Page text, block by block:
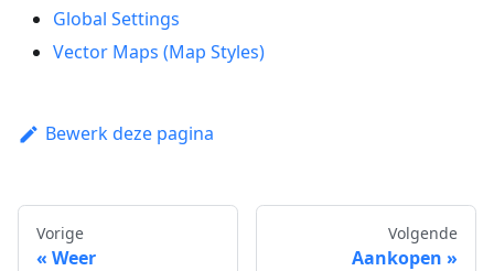
Global Settings
Vector Maps (Map Styles)
Bewerk deze pagina
Vorige
Weer
Volgende
Aankopen